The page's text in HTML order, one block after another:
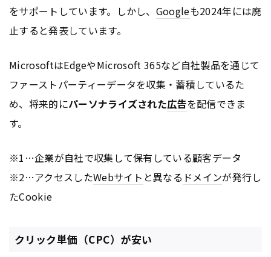
をサポートしています。しかし、 Googleも2024年には廃
止すると発表しています。
MicrosoftはEdgeやMicrosoft 365など自社製品を通じて
ファーストパーティーデータを収集・蓄積しているた
め、将来的にパーソナライズされた広告を配信できま
す。
※1…企業が自社で収集して保有している顧客データ
※2…アクセスしたWebサイト と異なる ドメインが発行し
たCookie
クリック単価（CPC）が安い